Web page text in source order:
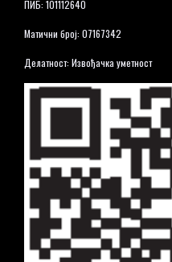
ПИБ: 101112640
Матични број: 07167342
Делатност: Извођачка уметност